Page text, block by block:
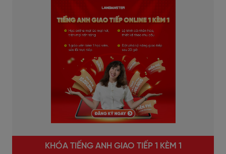
KHÓA TIẾNG ANH GIAO TIẾP 1 KÈM 1